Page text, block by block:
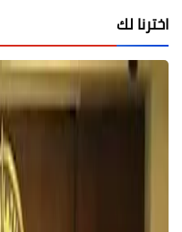
اخترنا لك